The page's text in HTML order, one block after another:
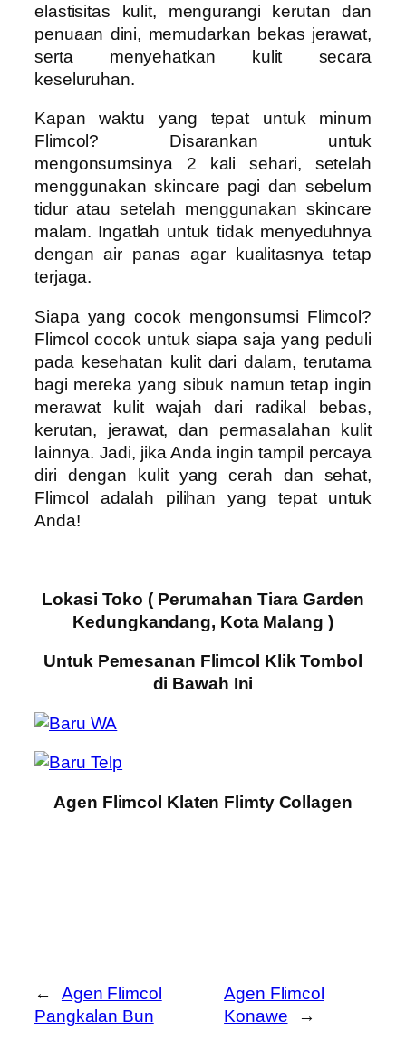
elastisitas kulit, mengurangi kerutan dan
penuaan dini, memudarkan bekas jerawat,
serta menyehatkan kulit secara
keseluruhan.
Kapan waktu yang tepat untuk minum
Flimcol? Disarankan untuk
mengonsumsinya 2 kali sehari, setelah
menggunakan skincare pagi dan sebelum
tidur atau setelah menggunakan skincare
malam. Ingatlah untuk tidak menyeduhnya
dengan air panas agar kualitasnya tetap
terjaga.
Siapa yang cocok mengonsumsi Flimcol?
Flimcol cocok untuk siapa saja yang peduli
pada kesehatan kulit dari dalam, terutama
bagi mereka yang sibuk namun tetap ingin
merawat kulit wajah dari radikal bebas,
kerutan, jerawat, dan permasalahan kulit
lainnya. Jadi, jika Anda ingin tampil percaya
diri dengan kulit yang cerah dan sehat,
Flimcol adalah pilihan yang tepat untuk
Anda!
Lokasi Toko ( Perumahan Tiara Garden
Kedungkandang, Kota Malang )
Untuk Pemesanan Flimcol Klik Tombol
di Bawah Ini
Agen Flimcol Klaten Flimty Collagen
←
Agen Flimcol
Pangkalan Bun
Agen Flimcol
Konawe
→